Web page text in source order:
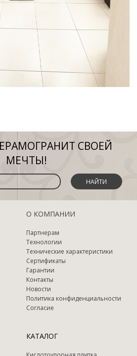
СВОЕЙ
МЕЧТЫ!
НАЙТИ
О КОМПАНИИ
Партнерам
Технологии
Технические характеристики
Сертификаты
Гарантии
Контакты
Новости
Политика конфиденциальности
Согласие
КАТАЛОГ